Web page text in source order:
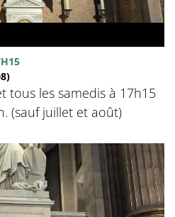
tous les samedis à 17h15
(sauf juillet et août)